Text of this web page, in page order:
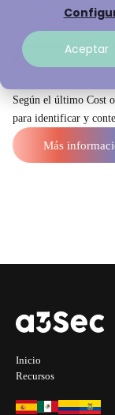
Aceptar
El SOC
Según el último Cost
para identificar y
Más
Inicio
Recursos